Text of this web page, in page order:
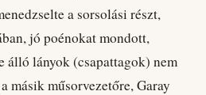
a sorsolási részt,
jó poénokat mondott,
álló lányok (csapattagok) nem
másik műsorvezetőre, Garay